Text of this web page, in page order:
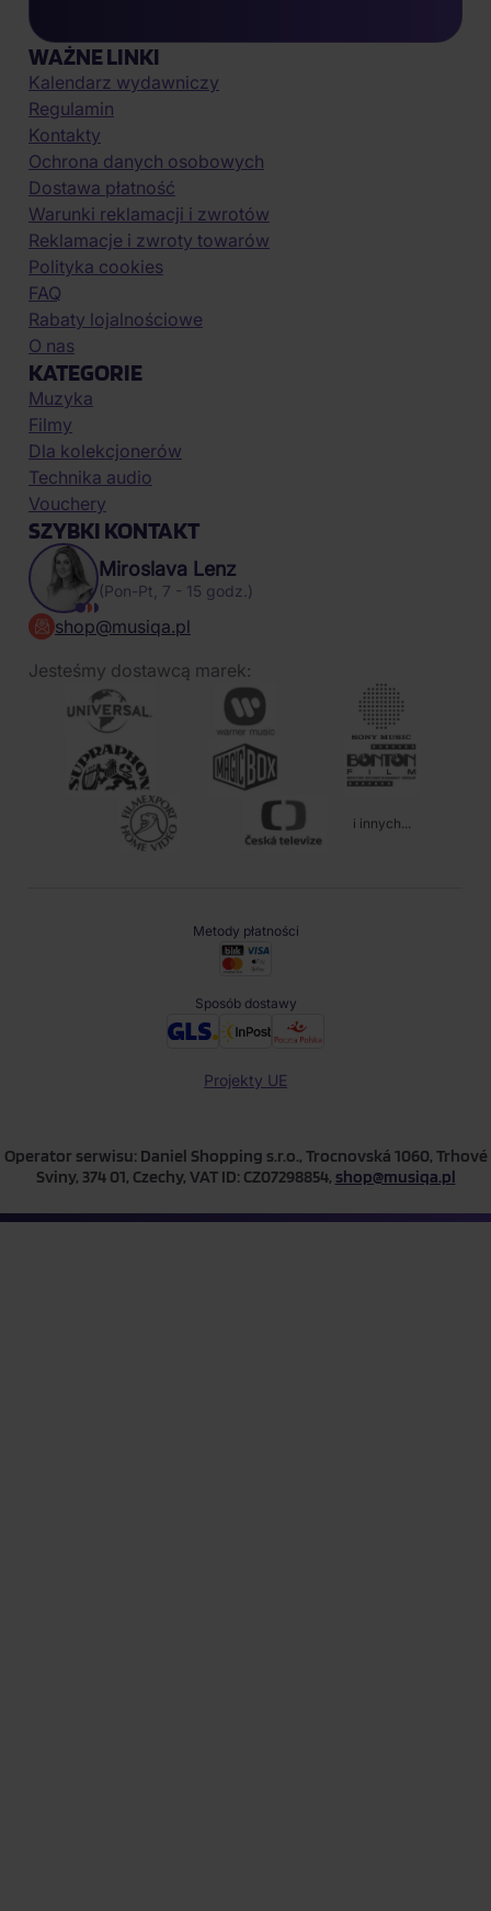
WAŻNE LINKI
Kalendarz wydawniczy
Regulamin
Kontakty
Ochrona danych osobowych
Dostawa płatność
Warunki reklamacji i zwrotów
Reklamacje i zwroty towarów
Polityka cookies
FAQ
Rabaty lojalnościowe
O nas
KATEGORIE
Muzyka
Filmy
Dla kolekcjonerów
Technika audio
Vouchery
SZYBKI KONTAKT
Miroslava Lenz
(Pon-Pt, 7 - 15 godz.)
shop@musiqa.pl
Jesteśmy dostawcą marek:
i innych...
Metody płatności
Sposób dostawy
Projekty UE
Operator serwisu: Daniel Shopping s.r.o., Trocnovská 1060, Trhové
Sviny, 374 01, Czechy, VAT ID: CZ07298854, shop@musiqa.pl